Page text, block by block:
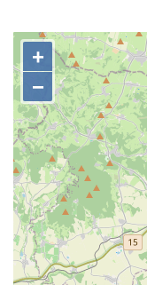
Hrob Aloise
Račicích
Pamětní deska
čp. 43 v Lužci
Pomník obětem
máje v Lužci nad
Pomník obětem
nad Vltavou
Hrob Vladislava
Vojkovic